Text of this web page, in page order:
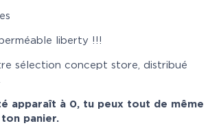
liberty !!!
sélection concept store, distribué
apparaît à 0, tu peux tout de même
panier.